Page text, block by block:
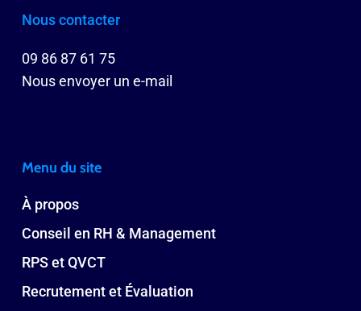
Nous contacter
09 86 87 61 75
Nous envoyer un e-mail
Menu du site
À propos
Conseil en RH & Management
RPS et QVCT
Recrutement et Évaluation